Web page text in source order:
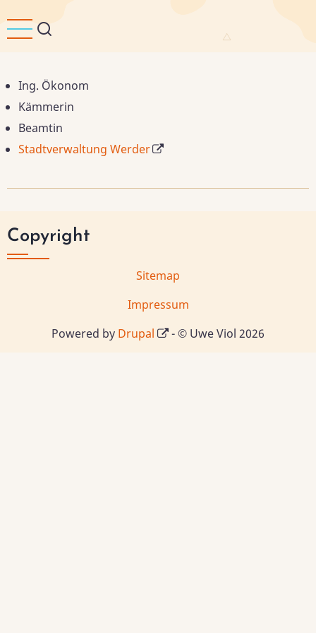
zum
Inhalt
Ing. Ökonom
Kämmerin
Beamtin
Stadtverwaltung Werder
Copyright
Sitemap
Impressum
Powered by Drupal - © Uwe Viol 2026